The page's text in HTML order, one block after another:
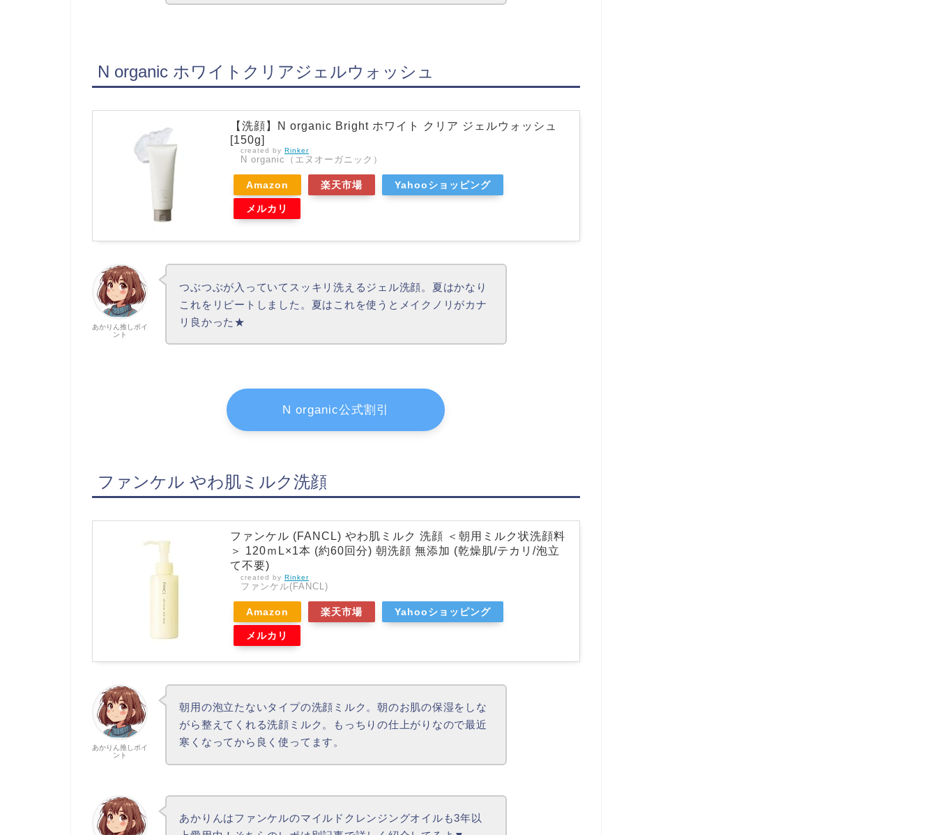
N organic ホワイトクリアジェルウォッシュ
【洗顔】N organic Bright ホワイト クリア ジェルウォッシュ
[150g]
created by Rinker
N organic（エヌオーガニック）
Amazon 楽天市場 Yahooショッピング
メルカリ
あかりん推しポイ
ント
つぶつぶが入っていてスッキリ洗えるジェル洗顔。夏はかなり
これをリピートしました。夏はこれを使うとメイクノリがカナ
リ良かった★
N organic公式割引
ファンケル やわ肌ミルク洗顔
ファンケル (FANCL) やわ肌ミルク 洗顔 ＜朝用ミルク状洗顔料
＞ 120ｍL×1本 (約60回分) 朝洗顔 無添加 (乾燥肌/テカリ/泡立
て不要)
created by Rinker
ファンケル(FANCL)
Amazon 楽天市場 Yahooショッピング
メルカリ
あかりん推しポイ
ント
朝用の泡立たないタイプの洗顔ミルク。朝のお肌の保湿をしな
がら整えてくれる洗顔ミルク。もっちりの仕上がりなので最近
寒くなってから良く使ってます。
あかりんはファンケルのマイルドクレンジングオイルも3年以